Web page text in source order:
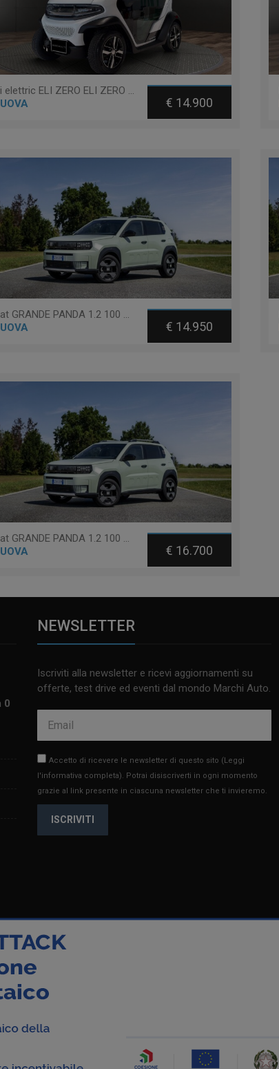
Eli elettric ELI ZERO ELI ZERO PLUS + TABLET - 14 ANNI
€ 14.900
Fiat GRANDE PANDA 1.2 100 CV S&S POP
€ 14.950
Fiat GRANDE PANDA 1.2 100 CV S&S ICON
€ 16.700
0
NEWSLETTER
Iscriviti alla newsletter e ricevi aggiornamenti su
offerte, test drive ed eventi dal mondo Marchi Auto.
Accetto di ricevere le newsletter di questo sito (Leggi
l'informativa completa). Potrai disiscriverti in ogni momento
grazie al link presente in ciascuna newsletter che ti invieremo.
ISCRIVITI